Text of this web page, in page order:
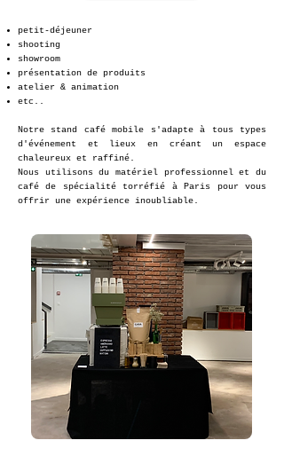
petit-déjeuner
shooting
showroom
présentation de produits
atelier & animation
etc..
Notre stand café mobile s'adapte à tous types
d'événement et lieux en créant un espace
chaleureux et raffiné.
Nous utilisons du matériel professionnel et du
café de spécialité torréfié à Paris pour vous
offrir une expérience inoubliable.